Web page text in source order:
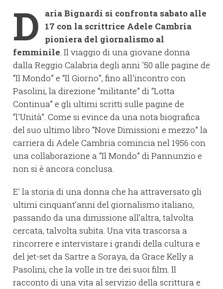
D
aria Bignardi si confronta sabato alle
17 con la scrittrice Adele Cambria
pioniera del giornalismo al
femminile. Il viaggio di una giovane donna
dalla Reggio Calabria degli anni '50 alle pagine de
“Il Mondo” e “Il Giorno”, fino all'incontro con
Pasolini, la direzione “militante” di “Lotta
Continua” e gli ultimi scritti sulle pagine de
“l'Unità”. Come si evince da una nota biografica
del suo ultimo libro “Nove Dimissioni e mezzo” la
carriera di Adele Cambria comincia nel 1956 con
una collaborazione a “Il Mondo” di Pannunzio e
non si è ancora conclusa.
E' la storia di una donna che ha attraversato gli
ultimi cinquant’anni del giornalismo italiano,
passando da una dimissione all’altra, talvolta
cercata, talvolta subita. Una vita trascorsa a
rincorrere e intervistare i grandi della cultura e
del jet-set da Sartre a Soraya, da Grace Kelly a
Pasolini, che la volle in tre dei suoi film. Il
racconto di una vita al servizio della scrittura e